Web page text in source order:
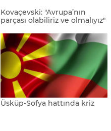
Kuzey Makedonyalılar
topluyor